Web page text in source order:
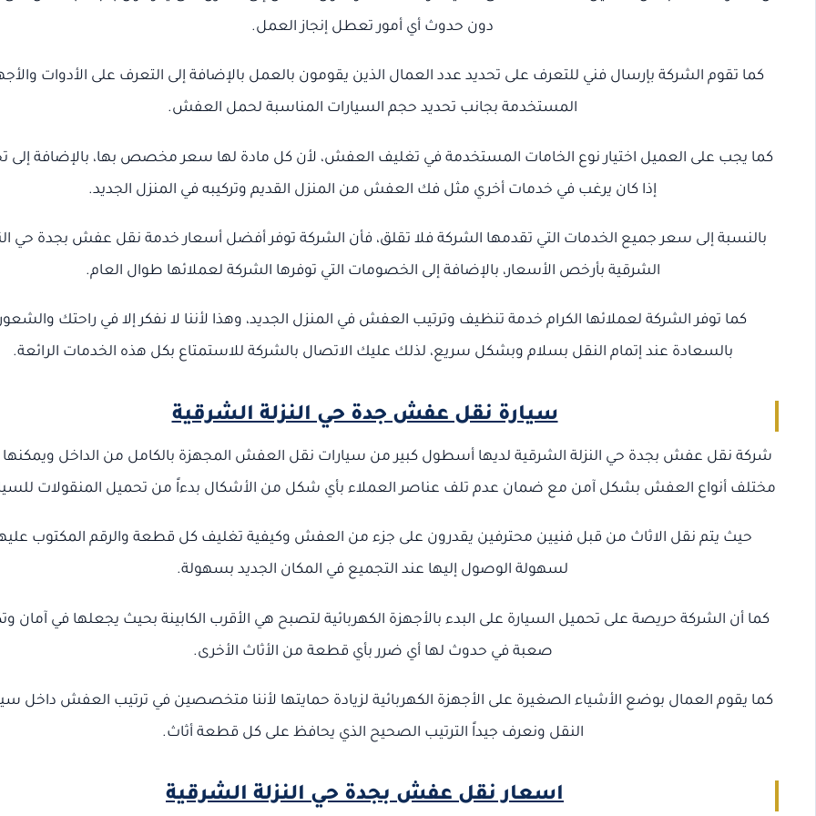
دون حدوث أي أمور تعطل إنجاز العمل.
كما تقوم الشركة بإرسال فني للتعرف على تحديد عدد العمال الذين يقومون بالعمل بالإضافة إلى التعرف على الأدوات
المستخدمة بجانب تحديد حجم السيارات المناسبة لحمل العفش.
كما يجب على العميل اختيار نوع الخامات المستخدمة في تغليف العفش، لأن كل مادة لها سعر مخصص بها، بالإضافة إلى
إذا كان يرغب في خدمات أخري مثل فك العفش من المنزل القديم وتركيبه في المنزل الجديد.
بالنسبة إلى سعر جميع الخدمات التي تقدمها الشركة فلا تقلق، فأن الشركة توفر أفضل أسعار خدمة نقل عفش بجدة حي
الشرقية بأرخص الأسعار، بالإضافة إلى الخصومات التي توفرها الشركة لعملائها طوال العام.
كما توفر الشركة لعملائها الكرام خدمة تنظيف وترتيب العفش في المنزل الجديد، وهذا لأننا لا نفكر إلا في راحتك والشعور
بالسعادة عند إتمام النقل بسلام وبشكل سريع، لذلك عليك الاتصال بالشركة للاستمتاع بكل هذه الخدمات الرائعة.
سيارة نقل عفش جدة حي النزلة الشرقية
شركة نقل عفش بجدة حي النزلة الشرقية لديها أسطول كبير من سيارات نقل العفش المجهزة بالكامل من الداخل
مختلف أنواع العفش بشكل آمن مع ضمان عدم تلف عناصر العملاء بأي شكل من الأشكال بدءاً من تحميل المنقولات
حيث يتم نقل الاثاث من قبل فنيين محترفين يقدرون على جزء من العفش وكيفية تغليف كل قطعة والرقم المكتوب
لسهولة الوصول إليها عند التجميع في المكان الجديد بسهولة.
كما أن الشركة حريصة على تحميل السيارة على البدء بالأجهزة الكهربائية لتصبح هي الأقرب الكابينة بحيث يجعلها في آمان
صعبة في حدوث لها أي ضرر بأي قطعة من الأثاث الأخرى.
كما يقوم العمال بوضع الأشياء الصغيرة على الأجهزة الكهربائية لزيادة حمايتها لأننا متخصصين في ترتيب العفش داخل
النقل ونعرف جيداً الترتيب الصحيح الذي يحافظ على كل قطعة أثاث.
اسعار نقل عفش بجدة حي النزلة الشرقية